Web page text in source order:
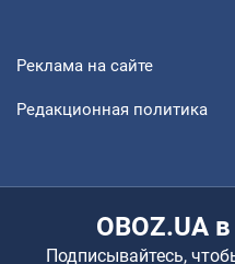
Реклама на сайте
Редакционная политика
OBOZ.UA
Подписывайтесь,